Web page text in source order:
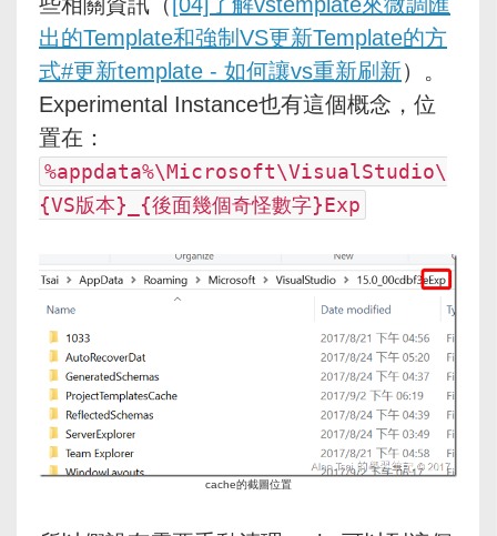
出的Template和強制VS更新Template的方
式#更新template - 如何讓vs重新刷新）。
Experimental Instance也有這個概念，位
置在：
%appdata%\Microsoft\VisualStudio\
{VS版本}_{後面幾個奇怪數字}Exp
cache的截圖位置